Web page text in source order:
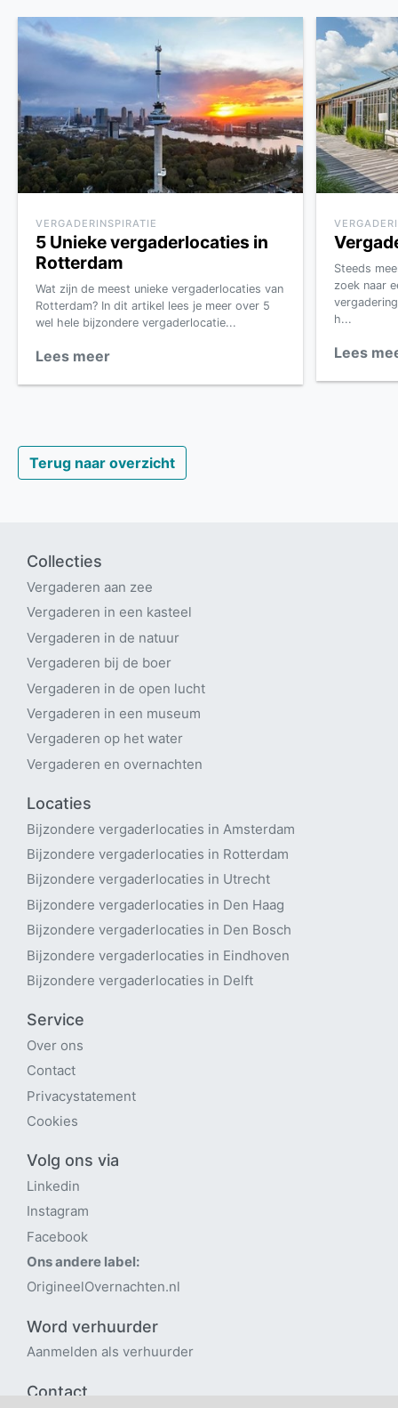
VERGADERINSPIRATIE
5 Unieke vergaderlocaties in
Rotterdam
Wat zijn de meest unieke vergaderlocaties van
Rotterdam? In dit artikel lees je meer over 5
wel hele bijzondere vergaderlocatie...
Lees meer
Steeds
zoek naar
h...
Lees
Terug naar overzicht
Collecties
Vergaderen aan zee
Vergaderen in een kasteel
Vergaderen in de natuur
Vergaderen bij de boer
Vergaderen in de open lucht
Vergaderen in een museum
Vergaderen op het water
Vergaderen en overnachten
Locaties
Bijzondere vergaderlocaties in Amsterdam
Bijzondere vergaderlocaties in Rotterdam
Bijzondere vergaderlocaties in Utrecht
Bijzondere vergaderlocaties in Den Haag
Bijzondere vergaderlocaties in Den Bosch
Bijzondere vergaderlocaties in Eindhoven
Bijzondere vergaderlocaties in Delft
Service
Over ons
Contact
Privacystatement
Cookies
Volg ons via
Linkedin
Instagram
Facebook
Ons andere label:
OrigineelOvernachten.nl
Word verhuurder
Aanmelden als verhuurder
Contact